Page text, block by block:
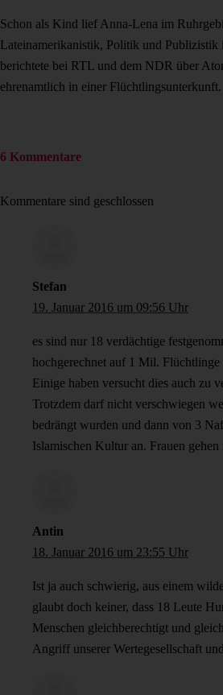
Schon als Kind lief Anna-Lena im
Lateinamerikanistik, Politik und Publizistik
berichtete bei RTL und dem NDR über
ehrenamtlich in einer
6 Kommentare
Kommentare sind geschlossen
Stefan
19. Januar 2016 um 09:56 Uhr
es sind nur 18 verdächtige
hochgerechnet auf 1 Mil.
Einige haben versucht dies auch zu
Trotzdem darf nicht verschwiegen
bedrängt wurden und dann von 3
Islamischen Kultur an. Frauen
Antin
18. Januar 2016 um 23:55 Uhr
Ist ja auch schwierig, aus einem
glaubt doch keiner, dass 18 Leute
Menschen gleichberechtigt und
Angriff unserer Wertegesellschaft